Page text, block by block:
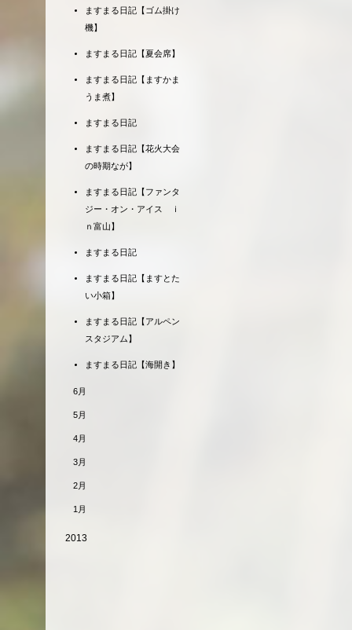
ますまる日記【ゴム掛け
機】
ますまる日記【夏会席】
ますまる日記【ますかま
うま煮】
ますまる日記
ますまる日記【花火大会
の時期なが】
ますまる日記【ファンタ
ジー・オン・アイス ｉ
ｎ富山】
ますまる日記
ますまる日記【ますとた
い小箱】
ますまる日記【アルペン
スタジアム】
ますまる日記【海開き】
6月
5月
4月
3月
2月
1月
2013